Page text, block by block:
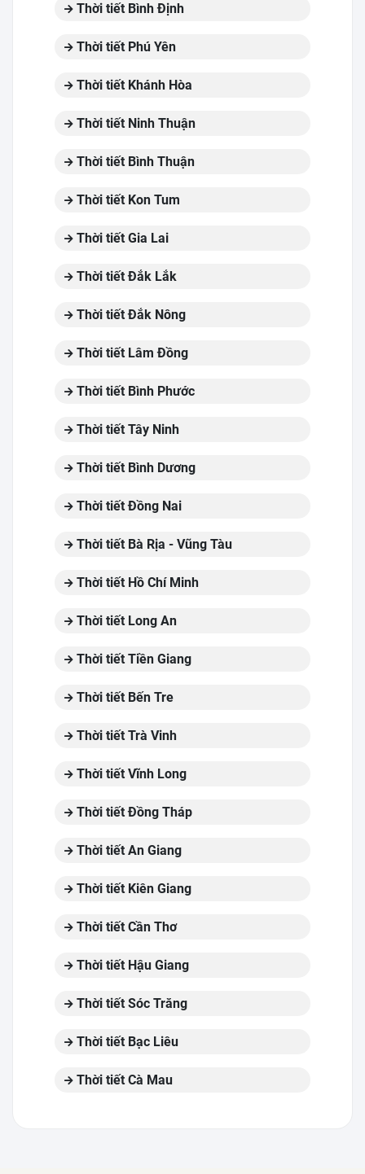
Thời tiết Bình Định
Thời tiết Phú Yên
Thời tiết Khánh Hòa
Thời tiết Ninh Thuận
Thời tiết Bình Thuận
Thời tiết Kon Tum
Thời tiết Gia Lai
Thời tiết Đắk Lắk
Thời tiết Đắk Nông
Thời tiết Lâm Đồng
Thời tiết Bình Phước
Thời tiết Tây Ninh
Thời tiết Bình Dương
Thời tiết Đồng Nai
Thời tiết Bà Rịa - Vũng Tàu
Thời tiết Hồ Chí Minh
Thời tiết Long An
Thời tiết Tiền Giang
Thời tiết Bến Tre
Thời tiết Trà Vinh
Thời tiết Vĩnh Long
Thời tiết Đồng Tháp
Thời tiết An Giang
Thời tiết Kiên Giang
Thời tiết Cần Thơ
Thời tiết Hậu Giang
Thời tiết Sóc Trăng
Thời tiết Bạc Liêu
Thời tiết Cà Mau